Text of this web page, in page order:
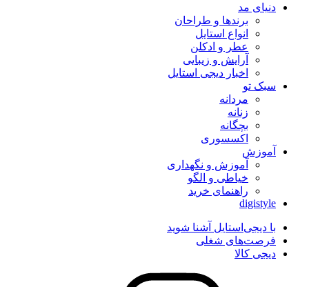
دنیای مد
برندها و طراحان
انواع استایل
عطر و ادکلن
آرایش و زیبایی
اخبار دیجی استایل
سبک تو
مردانه
زنانه
بچگانه
اکسسوری
آموزش
آموزش و نگهداری
خیاطی و الگو
راهنمای خرید
digistyle
با دیجی‌استایل آشنا شوید
فرصت‌های شغلی
دیجی کالا